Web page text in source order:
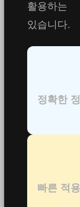
활용하
있습니다.
정확한
빠른 적용